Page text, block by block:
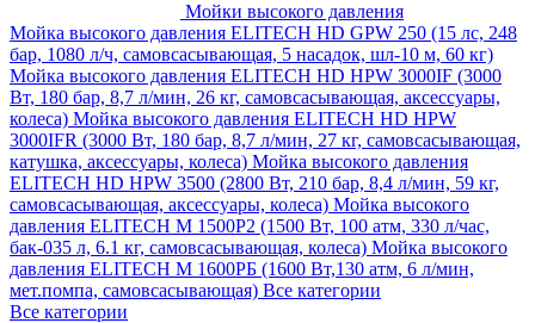
Мойки высокого давления
Мойка высокого давления ELITECH HD GPW 250 (15 лс, 248
бар, 1080 л/ч, самовсасывающая, 5 насадок, шл-10 м, 60 кг)
Мойка высокого давления ELITECH HD HPW 3000IF (3000
Вт, 180 бар, 8,7 л/мин, 26 кг, самовсасывающая, аксессуары,
колеса) Мойка высокого давления ELITECH HD HPW
3000IFR (3000 Вт, 180 бар, 8,7 л/мин, 27 кг, самовсасывающая,
катушка, аксессуары, колеса) Мойка высокого давления
ELITECH HD HPW 3500 (2800 Вт, 210 бар, 8,4 л/мин, 59 кг,
самовсасывающая, аксессуары, колеса) Мойка высокого
давления ELITECH M 1500P2 (1500 Вт, 100 атм, 330 л/час,
бак-035 л, 6.1 кг, самовсасывающая, колеса) Мойка высокого
давления ELITECH М 1600РБ (1600 Вт,130 атм, 6 л/мин,
мет.помпа, самовсасывающая) Все категории
Все категории